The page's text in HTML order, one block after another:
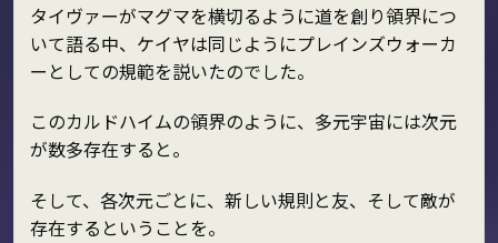
タイヴァーがマグマを横切るように道を創り領界につ
いて語る中、ケイヤは同じようにプレインズウォーカ
ーとしての規範を説いたのでした。
このカルドハイムの領界のように、多元宇宙には次元
が数多存在すると。
そして、各次元ごとに、新しい規則と友、そして敵が
存在するということを。